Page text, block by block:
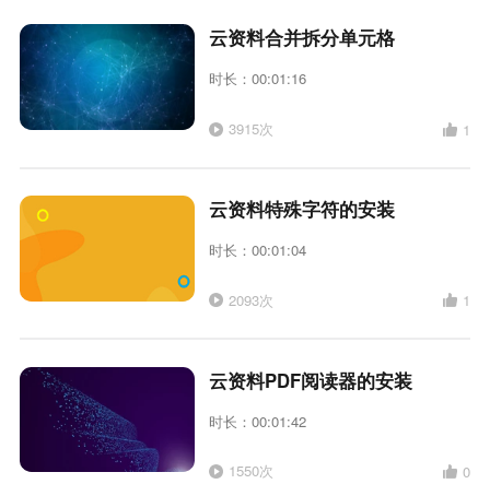
云资料合并拆分单元格
时长：00:01:16
3915次 1
云资料特殊字符的安装
时长：00:01:04
2093次 1
云资料PDF阅读器的安装
时长：00:01:42
1550次 0